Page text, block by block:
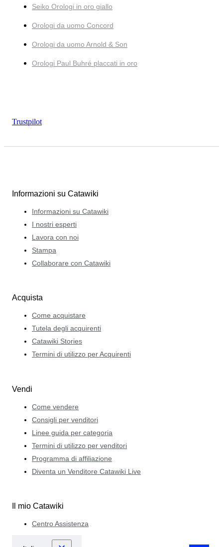
Seiko Orologi in oro giallo
Orologi da uomo Concord
Orologi da uomo Arnold & Son
Orologi Paul Buhré placcati in oro
Trustpilot
Informazioni su Catawiki
Informazioni su Catawiki
I nostri esperti
Lavora con noi
Stampa
Collaborare con Catawiki
Acquista
Come acquistare
Tutela degli acquirenti
Catawiki Stories
Termini di utilizzo per Acquirenti
Vendi
Come vendere
Consigli per venditori
Linee guida per categoria
Termini di utilizzo per venditori
Programma di affiliazione
Diventa un Venditore Catawiki Live
Il mio Catawiki
Centro Assistenza